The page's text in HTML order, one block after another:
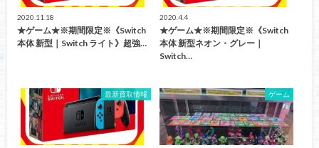
2020.11.18
★ゲーム★※期間限定※《Switch
本体 新型｜Switch ライト》超強…
2020.4.4
★ゲーム★※期間限定※《Switch
本体 新型ネオン・グレー｜
Switch…
最新買取情報 ゲーム